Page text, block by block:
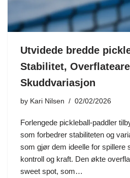
Utvidede bredde
Stabilitet,
Skuddvariasjon
by Kari Nilsen 02/02/2026
Forlengede pickleball-paddler
som forbedrer stabiliteten og
som gjør dem ideelle for spillere
kontroll og kraft. Den økte
sweet spot, som…